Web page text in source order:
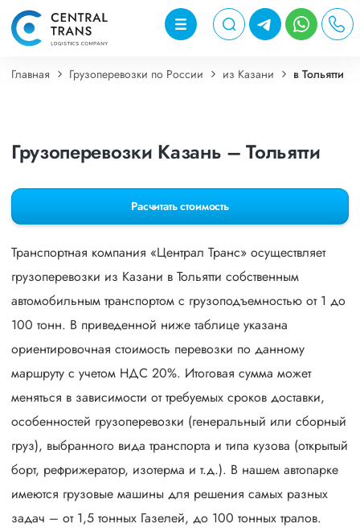
Главная Грузоперевозки по России из Казани в Тольятти
Грузоперевозки Казань – Тольятти
Расчитать стоимость
Транспортная компания «Централ Транс» осуществляет
грузоперевозки из Казани в Тольятти собственным
автомобильным транспортом с грузоподъемностью от 1 до
100 тонн. В приведенной ниже таблице указана
ориентировочная стоимость перевозки по данному
маршруту с учетом НДС 20%. Итоговая сумма может
меняться в зависимости от требуемых сроков доставки,
особенностей грузоперевозки (генеральный или сборный
груз), выбранного вида транспорта и типа кузова (открытый
борт, рефрижератор, изотерма и т.д.). В нашем автопарке
имеются грузовые машины для решения самых разных
задач – от 1,5 тонных Газелей, до 100 тонных тралов.